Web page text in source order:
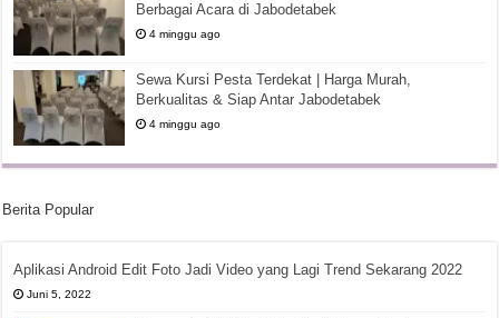
Berbagai Acara di Jabodetabek
4 minggu ago
Sewa Kursi Pesta Terdekat | Harga Murah,
Berkualitas & Siap Antar Jabodetabek
4 minggu ago
Berita Popular
Aplikasi Android Edit Foto Jadi Video yang Lagi Trend Sekarang 2022
Juni 5, 2022